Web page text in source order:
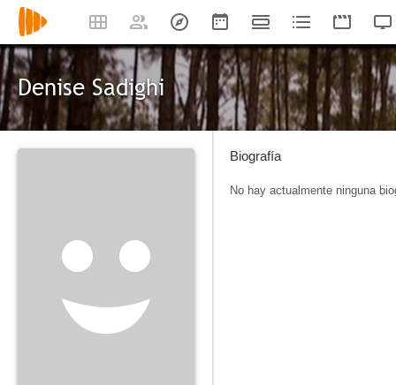
Denise Sadighi
Biografía
No hay actualmente ninguna